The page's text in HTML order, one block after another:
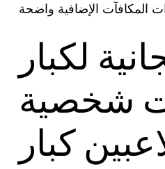
لكبار
شخصية
كبار